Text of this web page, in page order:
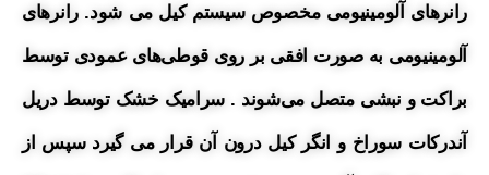
رانرهای آلومینیومی مخصوص سیستم کیل می شود. رانرهای
آلومینیومی به صورت افقی بر روی قوطی‌های عمودی توسط
براکت و نبشی متصل می‌شوند . سرامیک خشک توسط دریل
آندرکات سوراخ و انگر کیل درون آن قرار می گیرد سپس از